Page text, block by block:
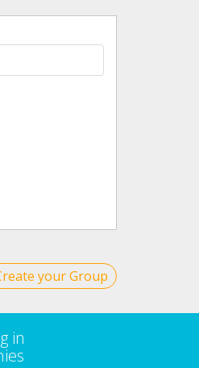
your Group
in